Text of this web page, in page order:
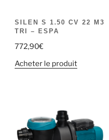
SILEN S 1.50 CV 22 M3
TRI – ESPA
772,90€
Acheter le produit